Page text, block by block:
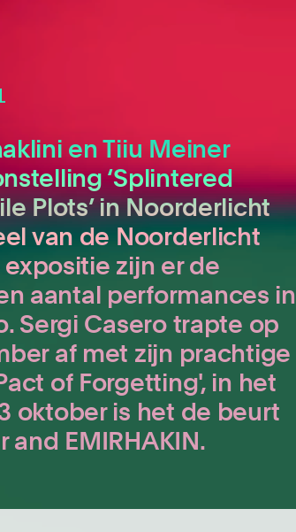
en Tiiu Meiner
‘Splintered
Plots’ in Noorderlicht
van de Noorderlicht
zijn er de
aantal performances in
Sergi Casero trapte op
af met zijn prachtige
of Forgetting', in het
oktober is het de beurt
and EMIRHAKIN.